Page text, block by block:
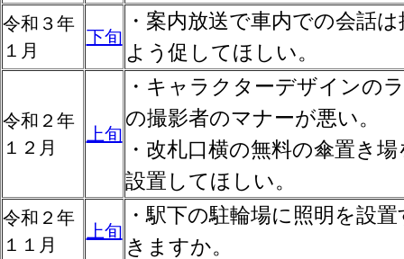
令和３年
１月
下旬
・案内放送で車内での会話
よう促してほしい。
令和２年
１２月
上旬
・キャラクターデザインの
の撮影者のマナーが悪い。
・改札口横の無料の傘置き
設置してほしい。
令和２年
１１月
上旬
・駅下の駐輪場に照明を設
きますか。